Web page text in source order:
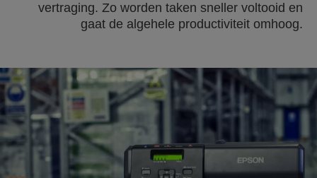
vertraging. Zo worden taken sneller voltooid en
gaat de algehele productiviteit omhoog.